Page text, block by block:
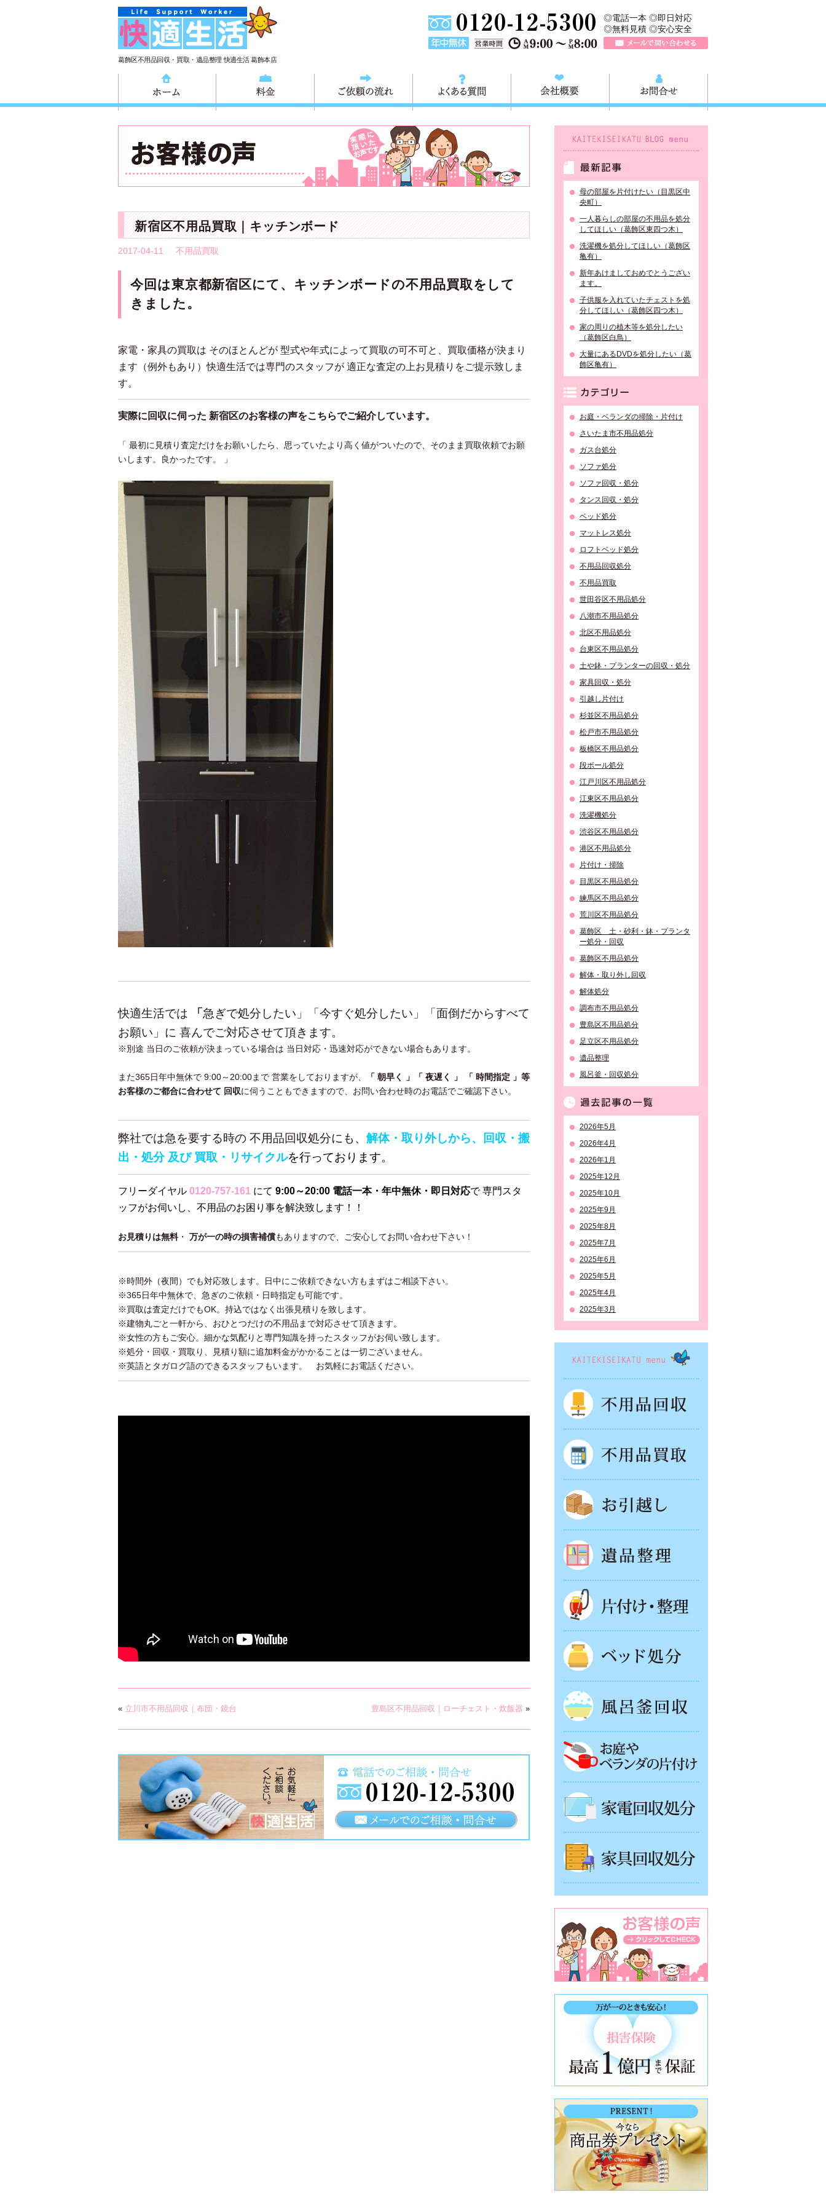
葛飾区不用品回収・買取・遺品整理 快適生活 葛飾本店
TEL 0120-757-161（年中無休）営業時間AM9:00～
◎電話一本 ◎即日対応
◎無料見積 ◎安心安全
ご依頼の流れ よくある質問
新宿区不用品買取｜キッチンボード
2017-04-11 不用品買取
今回は東京都新宿区にて 、キッチンボードの不用品買取をして
きま した。
家電・家具の買取は そのほとんどが 型式や年式によって買取の可不可と、買取価格が決まり
ます（例外もあり）快適生活では専門のスタッフが 適正な査定の上お見積りをご提示致しま
す。
実際に回収に伺った 新宿区のお客様の声をこちらでご紹介しています。
「 最初に見積り査定だけをお願いしたら、思っていたより高く値がついたので、そのまま買取依頼でお願
いします。良かったです。 」
快適生活では 「 急ぎで処分したい」「今すぐ処分したい」「面倒だからすべて
お願い」 に 喜んでご対応させて頂きます。
※別途 当日のご依頼が決まっている場合は 当日対応・迅速対応ができない場合もあります。
また365日年中無休で 9:00～20:00まで 営業をしておりますが、
「 朝早く 」「 夜遅く 」 「 時間指定 」等
お客様のご都合に合わせて 回収に伺うこともできますので、お問い合わせ時のお電話でご確認下さい。
弊社では急を要する時の 不用品回収処分にも、 解体・取り外しから、回収・搬
出・処分 及び 買取・リサイクルを行っております。
フリーダイヤル 0120-757-161 にて 9:00～20:00 電話一本・年中無休・即日対応で 専門スタ
ッフがお伺いし、不用品のお困り事を解決致します！！
お見積りは無料・ 万が一の時の損害補償もありますので、ご安心してお問い合わせ下さい！
※時間外（夜間）でも対応致します。日中にご依頼できない方もまずはご相談下さい。
※365日年中無休で、急ぎのご依頼・日時指定も可能です。
※買取は査定だけでもOK。持込ではなく出張見積りを致します。
※建物丸ごと一軒から、おひとつだけの不用品まで対応させて頂きます。
※女性の方もご安心。細かな気配りと専門知識を持ったスタッフがお伺い致します。
※処分・回収・買取り、見積り額に追加料金がかかることは一切ございません。
※英語とタガログ語のできるスタッフもいます。 お気軽にお電話ください。
« 立川市不用品回収｜布団・鏡台 豊島区不用品回収｜ローチェスト・炊飯器 »
母の部屋を片付けたい（目黒区中
央町）
一人暮らしの部屋の不用品を処分
してほしい（葛飾区東四つ木）
洗濯機を処分してほしい（葛飾区
亀有）
新年あけましておめでとうござい
ます。
子供服を入れていたチェストを処
分してほしい（葛飾区四つ木）
家の周りの植木等を処分したい
（葛飾区白鳥）
大量にあるDVDを処分したい（葛
飾区亀有）
お庭・ベランダの掃除・片付け
さいたま市不用品処分
ガス台処分
ソファ処分
ソファ回収・処分
タンス回収・処分
ベッド処分
マットレス処分
ロフトベッド処分
不用品回収処分
不用品買取
世田谷区不用品処分
八潮市不用品処分
北区不用品処分
台東区不用品処分
土や鉢・プランターの回収・処分
家具回収・処分
引越し片付け
杉並区不用品処分
松戸市不用品処分
板橋区不用品処分
段ボール処分
江戸川区不用品処分
江東区不用品処分
洗濯機処分
渋谷区不用品処分
港区不用品処分
片付け・掃除
目黒区不用品処分
練馬区不用品処分
荒川区不用品処分
葛飾区 土・砂利・鉢・プランタ
ー処分・回収
葛飾区不用品処分
解体・取り外し回収
解体処分
調布市不用品処分
豊島区不用品処分
足立区不用品処分
遺品整理
風呂釜・回収処分
2026年5月
2026年4月
2026年1月
2025年12月
2025年10月
2025年9月
2025年8月
2025年7月
2025年6月
2025年5月
2025年4月
2025年3月